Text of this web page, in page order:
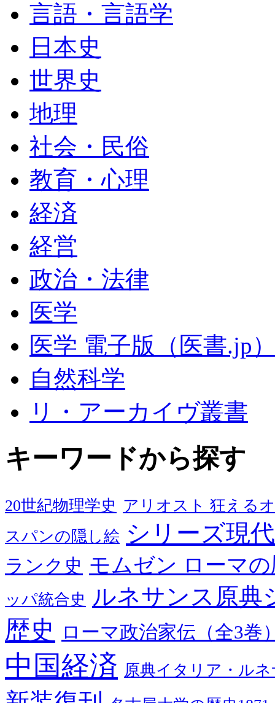
言語・言語学
日本史
世界史
地理
社会・民俗
教育・心理
経済
経営
政治・法律
医学
医学 電子版（医書.jp
自然科学
リ・アーカイヴ叢書
キーワードから探す
20世紀物理学史 アリオスト 狂える
スパンの隠し絵 シリーズ現
ランク史 モムゼン ローマ
ッパ統合史 ルネサンス原典
歴史 ローマ政治家伝（全3巻
中国経済 原典イタリア・ル